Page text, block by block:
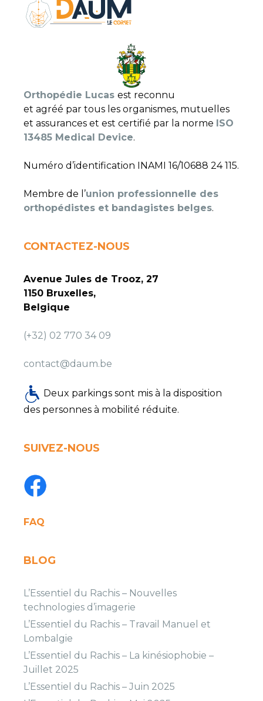
Orthopédie Lucas est reconnu
et agréé par tous les organismes, mutuelles
et assurances et est certifié par la norme ISO
13485 Medical Device.
Numéro d’identification INAMI 16/10688 24 115.
Membre de l’union professionnelle des
orthopédistes et bandagistes belges.
CONTACTEZ-NOUS
Avenue Jules de Trooz, 27
1150 Bruxelles,
Belgique
(+32) 02 770 34 09
contact@daum.be
Deux parkings sont mis à la disposition
des personnes à mobilité réduite.
SUIVEZ-NOUS
FAQ
BLOG
L’Essentiel du Rachis – Nouvelles
technologies d’imagerie
L’Essentiel du Rachis – Travail Manuel et
Lombalgie
L’Essentiel du Rachis – La kinésiophobie –
Juillet 2025
L’Essentiel du Rachis – Juin 2025